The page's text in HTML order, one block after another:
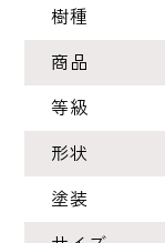
樹種
商品
等級
形状
塗装